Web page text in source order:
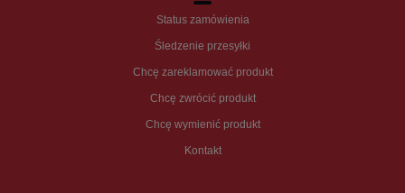
Status zamówienia
Śledzenie przesyłki
Chcę zareklamować produkt
Chcę zwrócić produkt
Chcę wymienić produkt
Kontakt